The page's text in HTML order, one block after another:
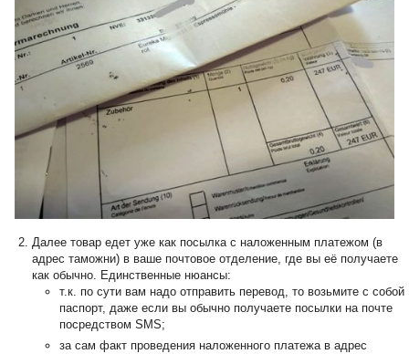
Далее товар едет уже как посылка с наложенным платежом (в
адрес таможни) в ваше почтовое отделение, где вы её получаете
как обычно. Единственные нюансы:
т.к. по сути вам надо отправить перевод, то возьмите с собой
паспорт, даже если вы обычно получаете посылки на почте
посредством SMS;
за сам факт проведения наложенного платежа в адрес